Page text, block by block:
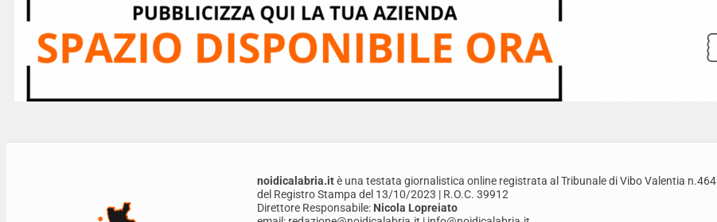
noidicalabria.itè una testata giornalistica online registrata al Tribunale di Vibo Valentia n.464
del Registro Stampa del 13/10/2023 | R.O.C. 39912
Direttore Responsabile: Nicola Lopreiato